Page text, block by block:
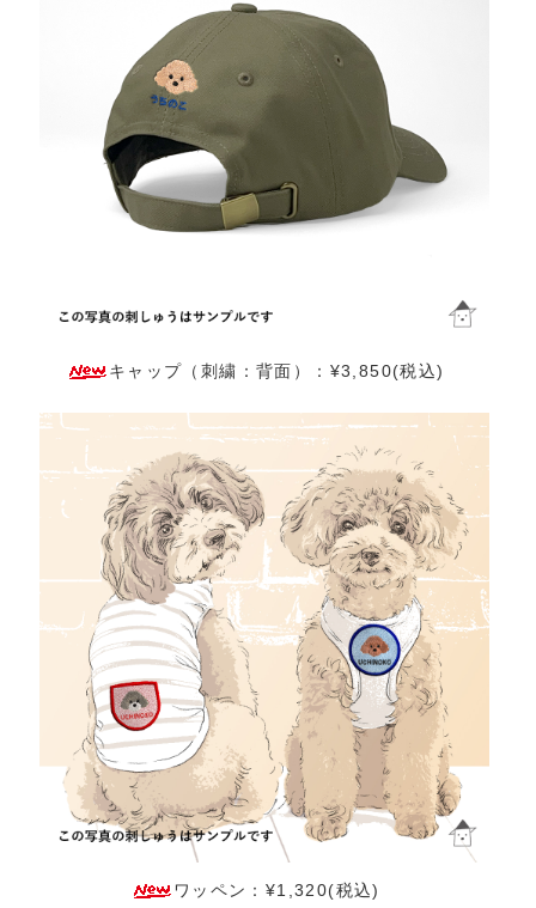
キャップ（刺繍：背面）：¥3,850(税込)
ワッペン：¥1,320(税込)